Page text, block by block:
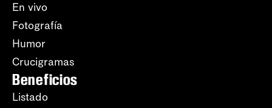
En vivo
Fotografía
Humor
Crucigramas
Beneficios
Listado